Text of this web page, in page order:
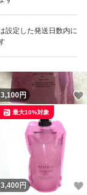
サージするよ
設定した発送日数内に
いいね！
3,100
いね！
3,100円
いいね！
3,400 円
最大10%対象